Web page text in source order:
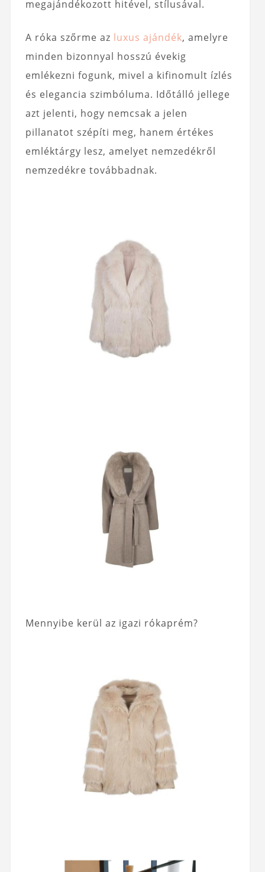
megajándékozott hitével, stílusával.
A róka szőrme az luxus ajándék, amelyre
minden bizonnyal hosszú évekig
emlékezni fogunk, mivel a kifinomult ízlés
és elegancia szimbóluma. Időtálló jellege
azt jelenti, hogy nemcsak a jelen
pillanatot szépíti meg, hanem értékes
emléktárgy lesz, amelyet nemzedékről
nemzedékre továbbadnak.
Mennyibe kerül az igazi rókaprém?